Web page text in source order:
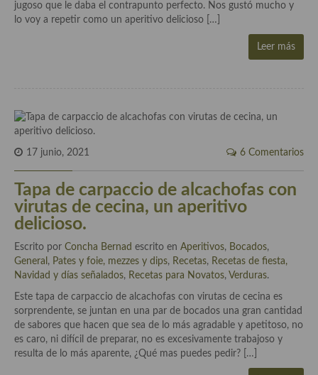
Cocina Sueca
jugoso que le daba el contrapunto perfecto. Nos gustó mucho y
lo voy a repetir como un aperitivo delicioso […]
Leer más
17 junio, 2021 6 Comentarios
Tapa de carpaccio de alcachofas con
virutas de cecina, un aperitivo
delicioso.
Escrito por Concha Bernad escrito en Aperitivos, Bocados,
General , Pates y foie, mezzes y dips, Recetas, Recetas de fiesta,
Navidad y días señalados, Recetas para Novatos, Verduras.
Este tapa de carpaccio de alcachofas con virutas de cecina es
sorprendente, se juntan en una par de bocados una gran cantidad
de sabores que hacen que sea de lo más agradable y apetitoso, no
es caro, ni difícil de preparar, no es excesivamente trabajoso y
resulta de lo más aparente, ¿Qué mas puedes pedir? […]